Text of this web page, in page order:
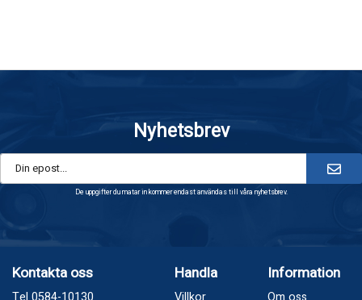
Nyhetsbrev
De uppgifter du matar in kommer endast användas till våra nyhetsbrev.
Kontakta oss Handla Information